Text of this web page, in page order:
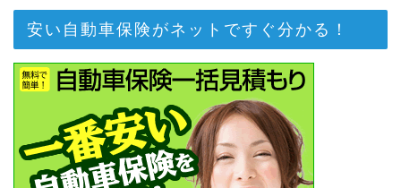
安い自動車保険がネットですぐ分かる！